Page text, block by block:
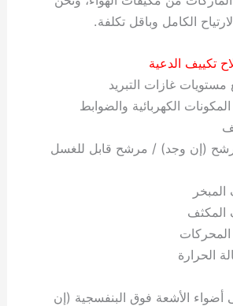
الكامل وباقل تكلفة.
تكييف الدعية
غازات التبريد
الكهربائية والضوابط
(إن وجد) / مرشح قابل للغسل
الحرارة
أضواء الأشعة فوق البنفسجية (إن